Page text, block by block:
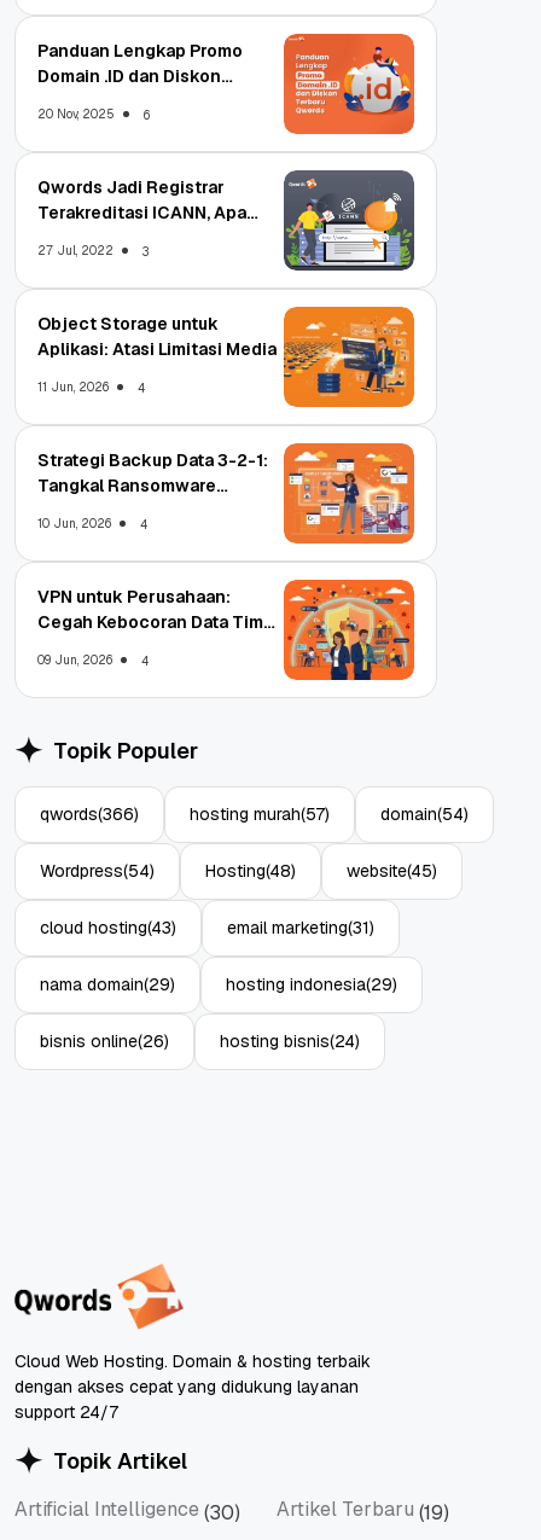
Panduan Lengkap Promo
Domain .ID dan Diskon
20 Nov, 2025 6
Qwords Jadi Registrar
Terakreditasi ICANN, Apa
27 Jul, 2022 3
Object Storage untuk
Aplikasi: Atasi Limitasi Media
11 Jun, 2026 4
Strategi Backup Data 3-2-1:
Tangkal Ransomware
10 Jun, 2026 4
VPN untuk Perusahaan:
Cegah Kebocoran Data Tim
09 Jun, 2026 4
Topik Populer
qwords(366) hosting murah(57) domain(54)
Wordpress(54) Hosting(48) website(45)
cloud hosting(43) email marketing(31)
nama domain(29) hosting indonesia(29)
bisnis online(26) hosting bisnis(24)
Cloud Web Hosting. Domain & hosting terbaik
dengan akses cepat yang didukung layanan
support 24/7
Topik Artikel
Artificial Intelligence (30) Artikel Terbaru (19)